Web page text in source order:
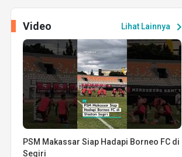
Lihat Lainnya chevron_right
Video
PSM Makassar Siap Hadapi Borneo FC di
Segiri